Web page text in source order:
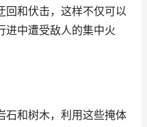
回和伏击，这样不仅可以
进中遭受敌人的集中火
石和树木，利用这些掩体